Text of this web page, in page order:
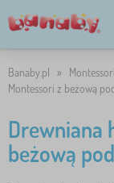
Banaby.pl » Montessori
Montessori z beżową
Drewniana
beżową